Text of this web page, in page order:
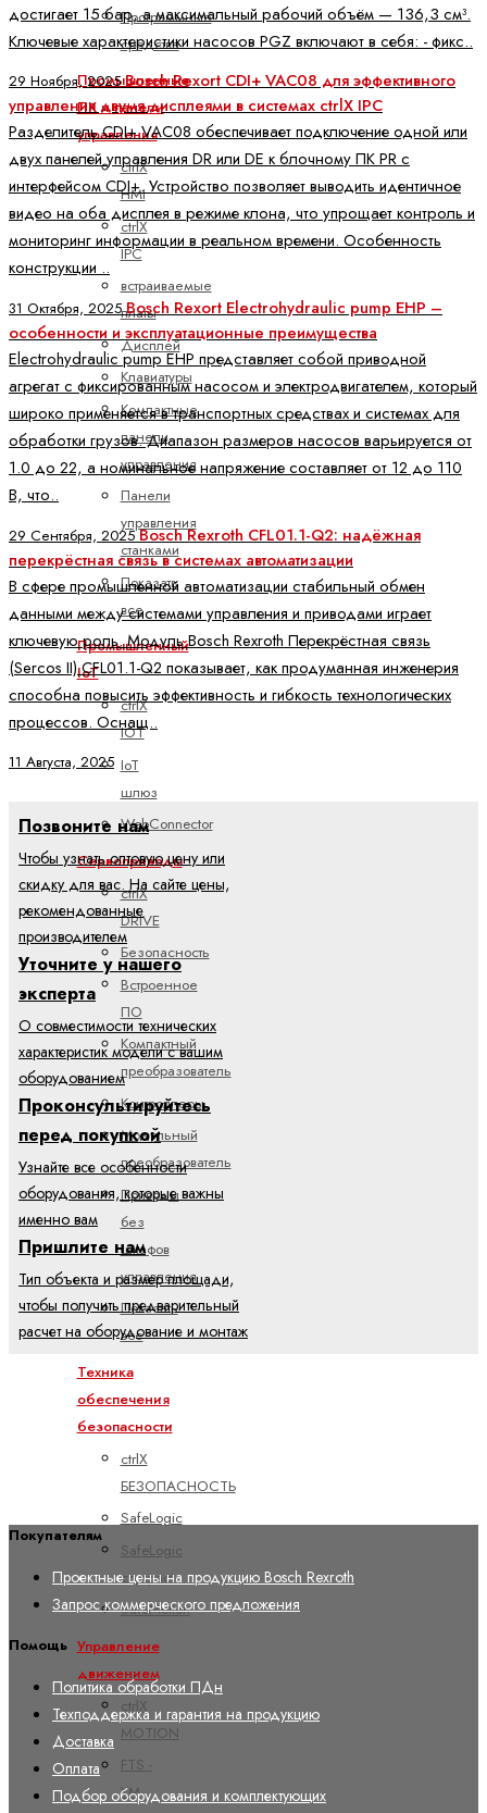
Программные
средства
Промышленные
ПК и панели
управления
ctrlX
HMI
ctrlX
IPC
встраиваемые
платы
Дисплей
Клавиатуры
Компактные
панели
управления
Панели
управления
станками
Показать
все
Промышленный
IoT
ctrlX
IOT
IoT
шлюз
WebConnector
Сервоприводы
ctrlX
DRIVE
Безопасность
Встроенное
ПО
Компактный
преобразователь
Контроллеры
Модульный
преобразователь
Приводы
без
шкафов
управления
Показать
все
Техника
обеспечения
безопасности
ctrlX
БЕЗОПАСНОСТЬ
SafeLogic
SafeLogic
compact
SafeMotion
Управление
движением
ctrlX
MOTION
FTS -
YM
достигает 15 бар, а максимальный рабочий объём — 136,3 см³.
Ключевые характеристики насосов PGZ включают в себя: - фикс..
29 Ноября, 2025Bosch Rexort CDI+ VAC08 для эффективного
управления двумя дисплеями в системах ctrlX IPC
Разделитель CDI+ VAC08 обеспечивает подключение одной или
двух панелей управления DR или DE к блочному ПК PR с
интерфейсом CDI+. Устройство позволяет выводить идентичное
видео на оба дисплея в режиме клона, что упрощает контроль и
мониторинг информации в реальном времени. Особенность
конструкции ..
31 Октября, 2025Bosch Rexort Electrohydraulic pump EHP –
особенности и эксплуатационные преимущества
Electrohydraulic pump EHP представляет собой приводной
агрегат с фиксированным насосом и электродвигателем, который
широко применяется в транспортных средствах и системах для
обработки грузов. Диапазон размеров насосов варьируется от
1.0 до 22, а номинальное напряжение составляет от 12 до 110
В, что..
29 Сентября, 2025Bosch Rexroth CFL01.1-Q2: надёжная
перекрёстная связь в системах автоматизации
В сфере промышленной автоматизации стабильный обмен
данными между системами управления и приводами играет
ключевую роль. Модуль Bosch Rexroth Перекрёстная связь
(Sercos II) CFL01.1-Q2 показывает, как продуманная инженерия
способна повысить эффективность и гибкость технологических
процессов. Оснащ..
11 Августа, 2025
Позвоните нам
Чтобы узнать оптовую цену или
скидку для вас. На сайте цены,
рекомендованные
производителем
Уточните у нашего
эксперта
О совместимости технических
характеристик модели с вашим
оборудованием
Проконсультируйтесь
перед покупкой
Узнайте все особенности
оборудования, которые важны
именно вам
Пришлите нам
Тип объекта и размер площади,
чтобы получить предварительный
расчет на оборудование и монтаж
Покупателям
Проектные цены на продукцию Bosch Rexroth
Запрос коммерческого предложения
Помощь
Политика обработки ПДн
Техподдержка и гарантия на продукцию
Доставка
Оплата
Подбор оборудования и комплектующих